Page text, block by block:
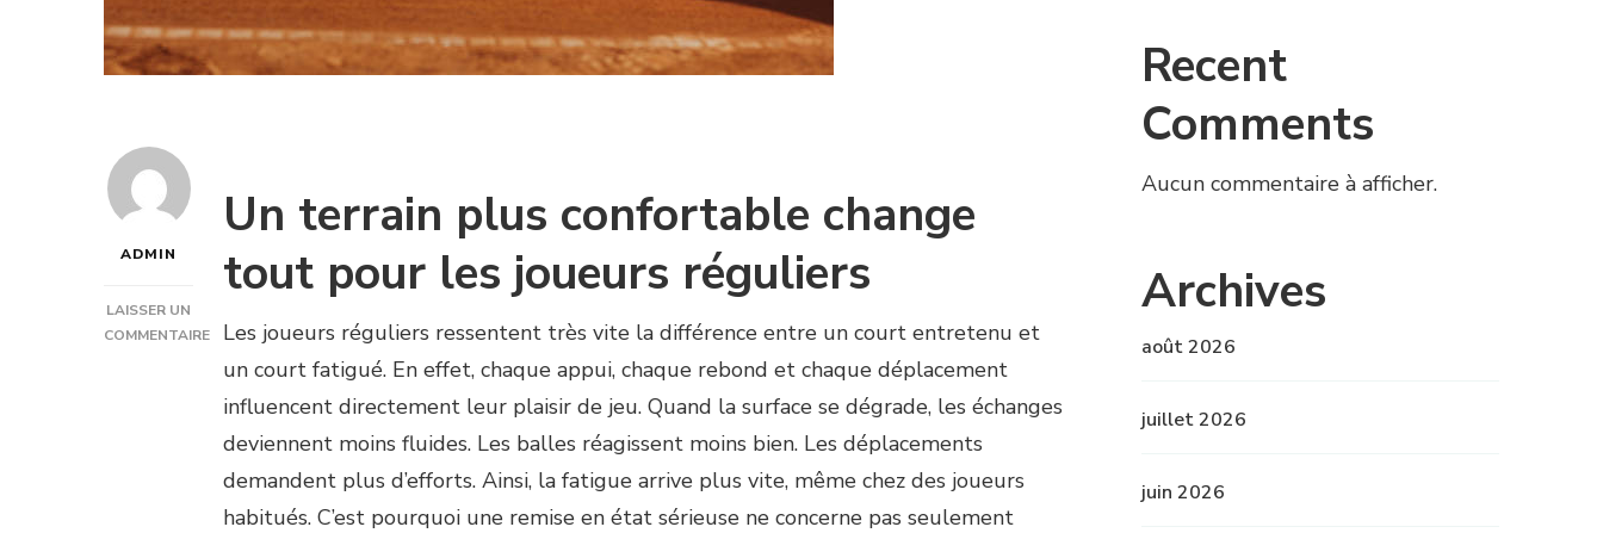
ADMIN
LAISSER UN
COMMENTAIRE
RÉNOVATION
Un terrain plus confortable change
tout pour les joueurs réguliers
Les joueurs réguliers ressentent très vite la différence entre un court entretenu et
un court fatigué. En effet, chaque appui, chaque rebond et chaque déplacement
influencent directement leur plaisir de jeu. Quand la surface se dégrade, les échanges
deviennent moins fluides. Les balles réagissent moins bien. Les déplacements
demandent plus d’efforts. Ainsi, la fatigue arrive plus vite, même chez des joueurs
habitués. C’est pourquoi une remise en état sérieuse ne concerne pas seulement
Recent
Comments
Aucun commentaire à afficher.
Archives
août 2026
juillet 2026
juin 2026